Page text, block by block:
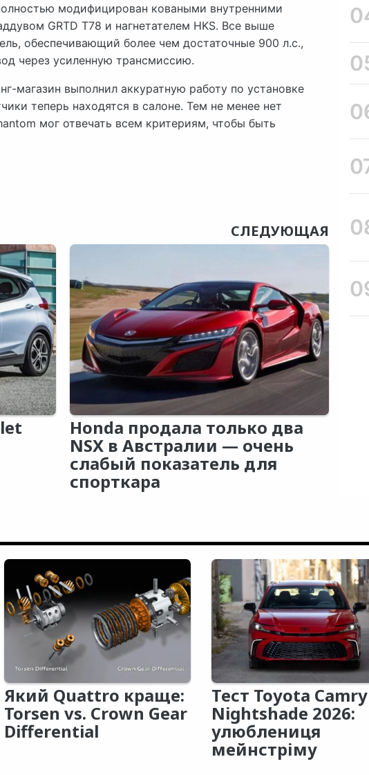
модифицирован коваными внутренними
GRTD T78 и нагнетателем HKS. Все выше
обеспечивающий более чем достаточные 900 л.с.,
через усиленную трансмиссию.
магазин выполнил аккуратную работу по установке
теперь находятся в салоне. Тем не менее нет
мог отвечать всем критериям, чтобы быть
СЛЕДУЮЩАЯ
Honda продала только два
NSX в Австралии — очень
слабый показатель для
спорткара
Який Quattro краще:
Torsen vs. Crown Gear
Differential
Тест Toyota Camry
Nightshade 2026:
улюблениця
мейнстріму